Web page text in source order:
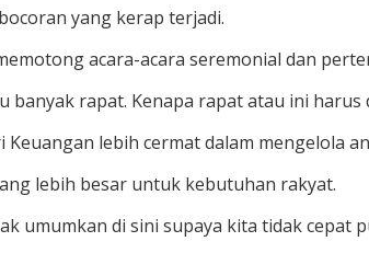
yang kerap terjadi.
acara-acara seremonial dan
rapat. Kenapa rapat atau ini harus
lebih cermat dalam mengelola
lebih besar untuk kebutuhan rakyat.
umumkan di sini supaya kita tidak cepat